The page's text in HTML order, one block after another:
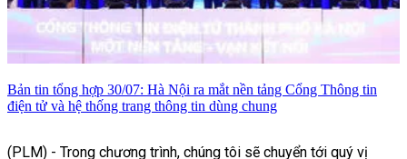
Bản tin tổng hợp 30/07: Hà Nội ra mắt nền tảng Cổng Thông tin
điện tử và hệ thống trang thông tin dùng chung
(PLM) - Trong chương trình, chúng tôi sẽ chuyển tới quý vị